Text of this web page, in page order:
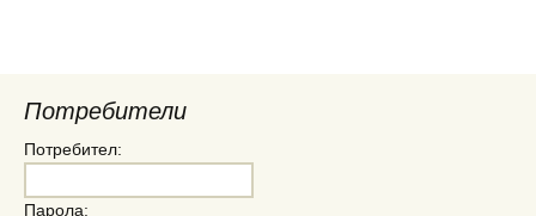
Потребители
Потребител:
Парола: